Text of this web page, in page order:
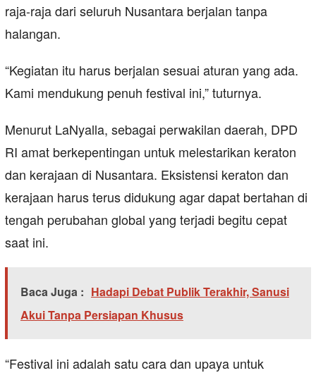
raja-raja dari seluruh Nusantara berjalan tanpa
halangan.
“Kegiatan itu harus berjalan sesuai aturan yang ada.
Kami mendukung penuh festival ini,” tuturnya.
Menurut LaNyalla, sebagai perwakilan daerah, DPD
RI amat berkepentingan untuk melestarikan keraton
dan kerajaan di Nusantara. Eksistensi keraton dan
kerajaan harus terus didukung agar dapat bertahan di
tengah perubahan global yang terjadi begitu cepat
saat ini.
Baca Juga : Hadapi Debat Publik Terakhir, Sanusi
Akui Tanpa Persiapan Khusus
“Festival ini adalah satu cara dan upaya untuk